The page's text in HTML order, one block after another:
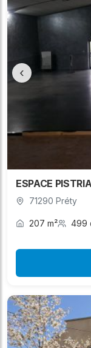
‹
ESPACE
71290 Préty
207 m² 499